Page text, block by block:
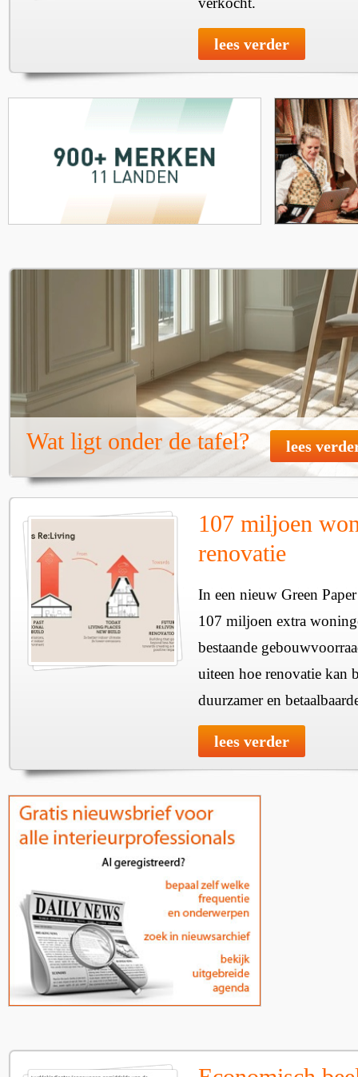
lees verder
Wat ligt onder de tafel? lees
107 miljoen
renovatie
In een nieuw Green
107 miljoen extra
bestaande
uiteen hoe renovatie kan
duurzamer en
lees verder